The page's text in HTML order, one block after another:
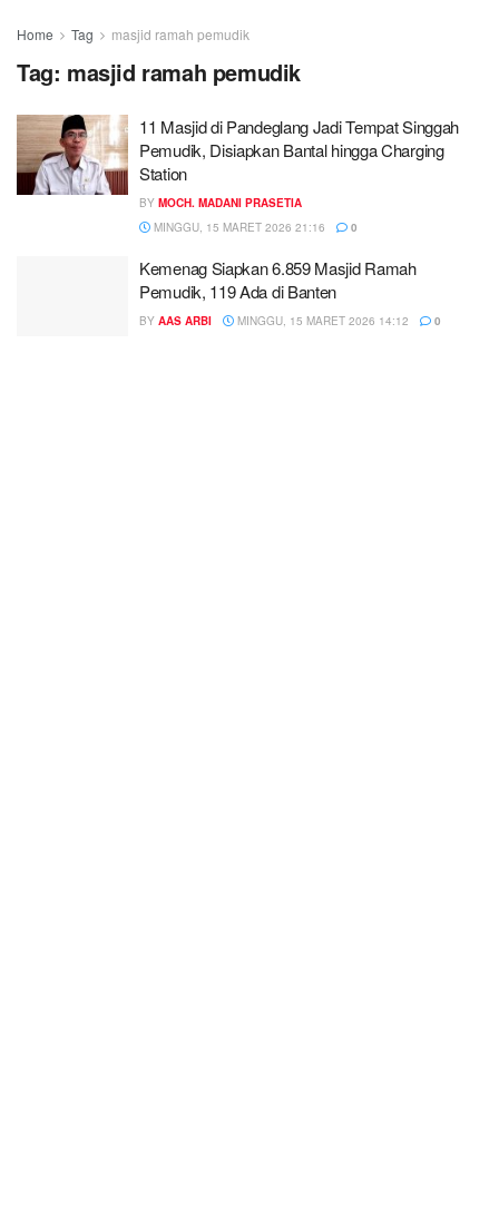
Home Tag masjid ramah pemudik
Tag: masjid ramah pemudik
11 Masjid di Pandeglang Jadi Tempat Singgah
Pemudik, Disiapkan Bantal hingga Charging
Station
BY MOCH. MADANI PRASETIA
MINGGU, 15 MARET 2026 21:16
0
Kemenag Siapkan 6.859 Masjid Ramah
Pemudik, 119 Ada di Banten
BY AAS ARBI MINGGU, 15 MARET 2026 14:12 0